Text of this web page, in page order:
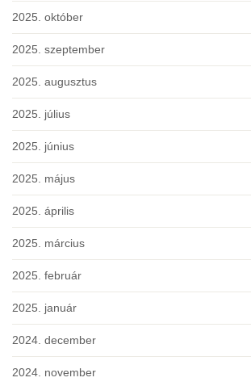
2025. október
2025. szeptember
2025. augusztus
2025. július
2025. június
2025. május
2025. április
2025. március
2025. február
2025. január
2024. december
2024. november